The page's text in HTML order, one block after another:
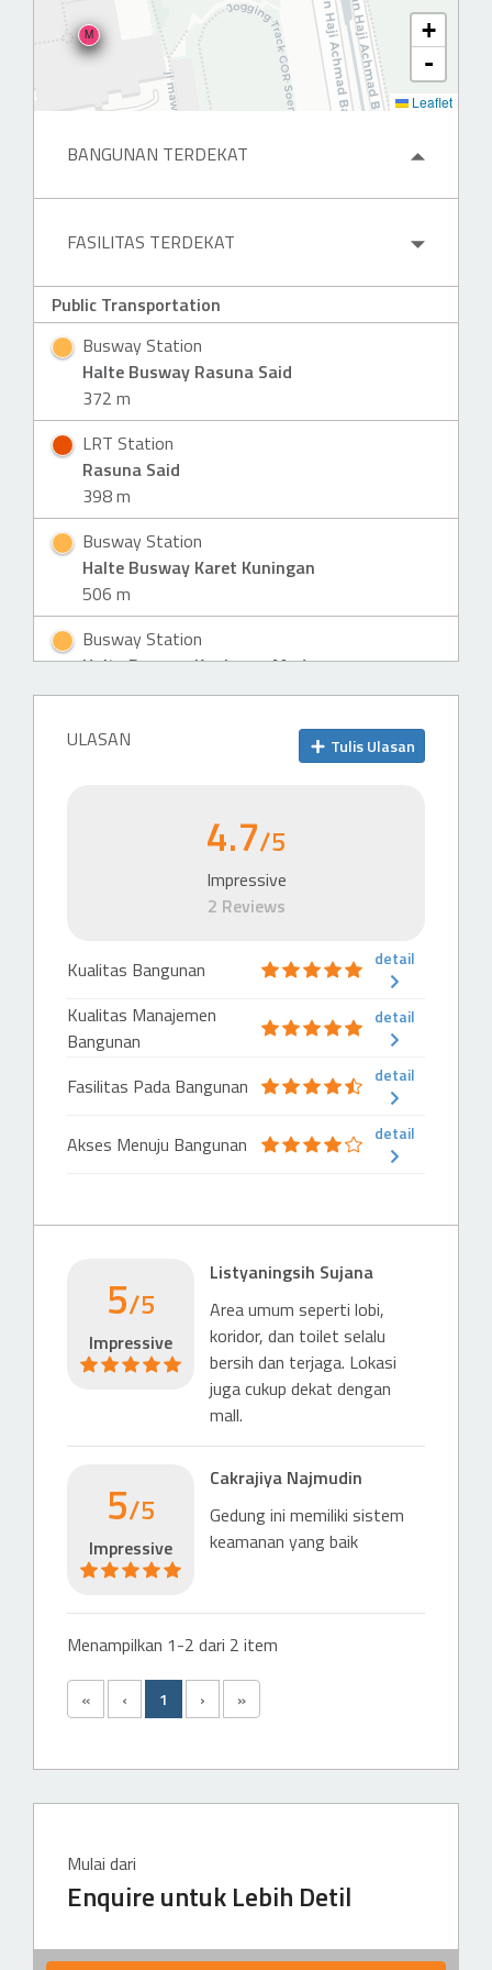
BANGUNAN TERDEKAT
FASILITAS TERDEKAT
Public Transportation
Busway Station
Halte Busway Rasuna Said
372 m
LRT Station
Rasuna Said
398 m
Busway Station
Halte Busway Karet Kuningan
506 m
Busway Station
Halte Busway Kuningan Madya
802 m
Hotel
Hotel (4 & 5 stars)
Hotel JS Luwansa
Hotel (4 & 5 stars)
497 m
Wyndham Casablanca Jakarta
Mall
Epicentrum Walk
Mall
273 m
666 m
Mall
Kuningan City
869 m
M
H
+
-
Leaflet
ULASAN Tulis Ulasan
4.7/5
Impressive
2 Reviews
Kualitas Bangunan detail
Kualitas Manajemen
Bangunan
detail
Fasilitas Pada Bangunan detail
Akses Menuju Bangunan detail
5/5
Impressive
Listyaningsih Sujana
Area umum seperti lobi,
koridor, dan toilet selalu
bersih dan terjaga. Lokasi
juga cukup dekat dengan
mall.
5/5
Impressive
Cakrajiya Najmudin
Gedung ini memiliki sistem
keamanan yang baik
Menampilkan 1-2 dari 2 item
« ‹ 1 › »
Mulai dari
Enquire untuk Lebih Detil